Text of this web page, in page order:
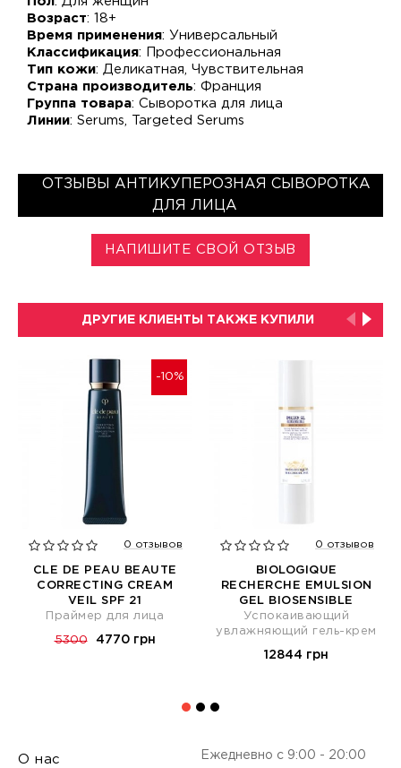
Возраст: 18+
Время применения: Универсальный
Классификация: Профессиональная
Тип кожи: Деликатная, Чувствительная
Страна производитель: Франция
Группа товара: Сыворотка для лица
Линии: Serums, Targeted Serums
ОТЗЫВЫ АНТИКУПЕРОЗНАЯ СЫВОРОТКА
ДЛЯ ЛИЦА
НАПИШИТЕ СВОЙ ОТЗЫВ
ДРУГИЕ КЛИЕНТЫ ТАКЖЕ КУПИЛИ
-10%
0 отзывов
CLE DE PEAU BEAUTE
CORRECTING CREAM
VEIL SPF 21
Праймер для лица
5300 4770 грн
0 отзывов
BIOLOGIQUE
RECHERCHE EMULSION
GEL BIOSENSIBLE
Успокаивающий
увлажняющий гель-крем
12844 грн
О нас Ежедневно с 9:00 - 20:00